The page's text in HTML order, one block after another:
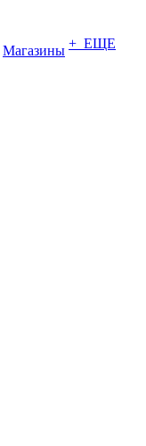
Магазины + ЕЩЕ